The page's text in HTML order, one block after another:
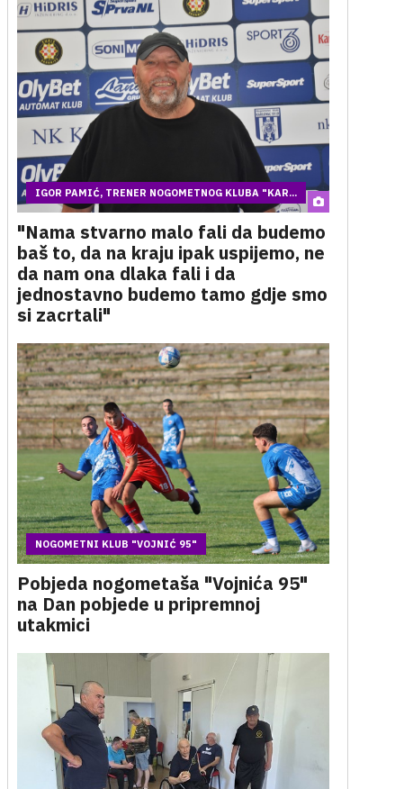
IGOR PAMIĆ, TRENER NOGOMETNOG KLUBA "KAR...
"Nama stvarno malo fali da budemo
baš to, da na kraju ipak uspijemo, ne
da nam ona dlaka fali i da
jednostavno budemo tamo gdje smo
si zacrtali"
NOGOMETNI KLUB "VOJNIĆ 95"
Pobjeda nogometaša "Vojnića 95"
na Dan pobjede u pripremnoj
utakmici